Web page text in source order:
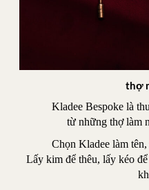
thợ
Kladee Bespoke là
từ những thợ làm
Chọn Kladee làm
Lấy kim để thêu, lấy kéo